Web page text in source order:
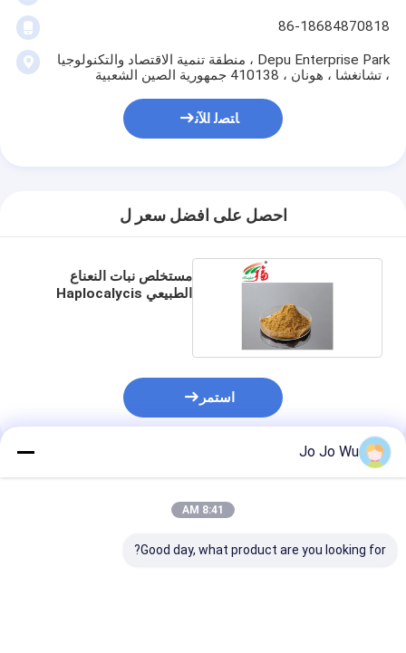
86-18684870818
Depu Enterprise Park ، منطقة تنمية الاقتصاد والتكنولوجيا
، تشانغشا ، هونان ، 410138 جمهورية الصين الشعبية
ﺎﺘﺼﻟ ﺍﻶﻧ
احصل على افضل سعر ل
مستخلص نبات النعناع
الطبيعي Haplocalycis
استمر
المنتجات الموصى بها
Jo Jo Wu
8:41 AM
Good day, what product are you looking for?